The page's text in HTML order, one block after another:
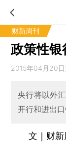
财新周刊
政策性银
2015年04月20日
央行将以外
开行和进出
文｜财